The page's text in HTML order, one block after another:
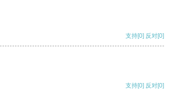
支持[0] 反对[0]
支持[0] 反对[0]